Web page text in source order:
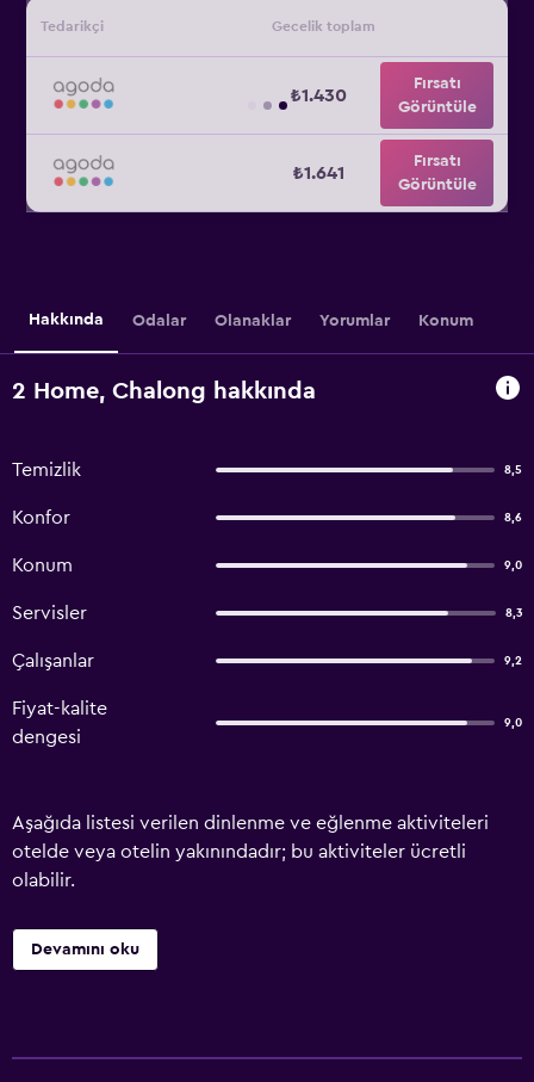
Tedarikçi Gecelik toplam
₺1.430
Fırsatı
Görüntüle
₺1.641
Fırsatı
Görüntüle
Hakkında Odalar Olanaklar Yorumlar Konum
2 Home, Chalong hakkında
Temizlik 8,5
Konfor 8,6
Konum 9,0
Servisler 8,3
Çalışanlar 9,2
Fiyat-kalite
dengesi
9,0
Aşağıda listesi verilen dinlenme ve eğlenme aktiviteleri
otelde veya otelin yakınındadır; bu aktiviteler ücretli
olabilir.
Devamını oku